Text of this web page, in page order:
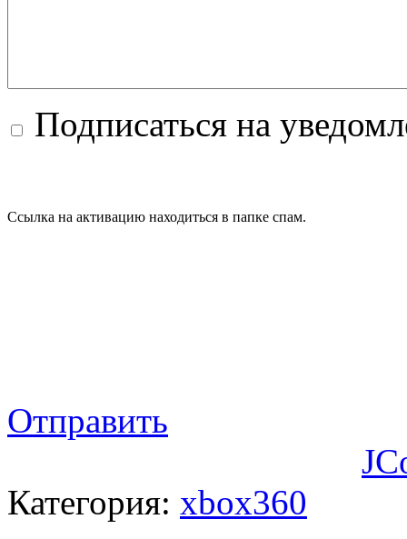
Подписаться на
Ссылка на активацию находиться в папке спам.
Отправить
Категория: xbox360